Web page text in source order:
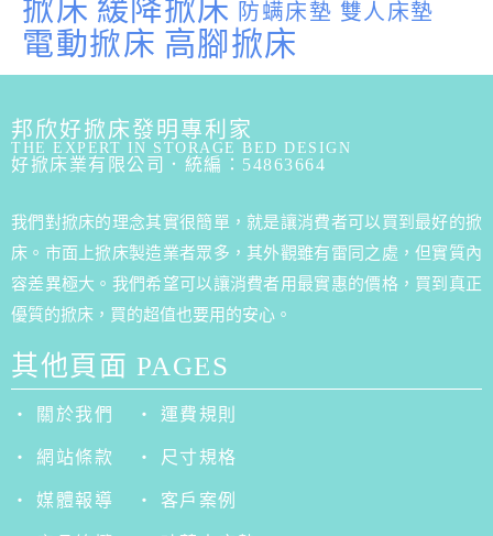
掀床 緩降掀床 防螨床墊 雙人床墊
電動掀床 高腳掀床
邦欣好掀床發明專利家
THE EXPERT IN STORAGE BED DESIGN
好掀床業有限公司．統編：54863664
我們對掀床的理念其實很簡單，就是讓消費者可以買到最好的掀
床。市面上掀床製造業者眾多，其外觀雖有雷同之處，但實質內
容差異極大。我們希望可以讓消費者用最實惠的價格，買到真正
優質的掀床，買的超值也要用的安心。
其他頁面 PAGES
‧ 關於我們 ‧ 運費規則
‧ 網站條款 ‧ 尺寸規格
‧ 媒體報導 ‧ 客戶案例